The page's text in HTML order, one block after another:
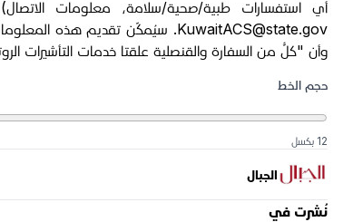
أي استفسارات طبية/صحية/سلامة، معلومات
KuwaitACS@state.gov. سيُمكّن تقديم هذه
وأن "كلٌّ من السفارة والقنصلية علقتا خدمات التأشيرات
حجم الخط
12 بكسل
الجبال
نُشرت في